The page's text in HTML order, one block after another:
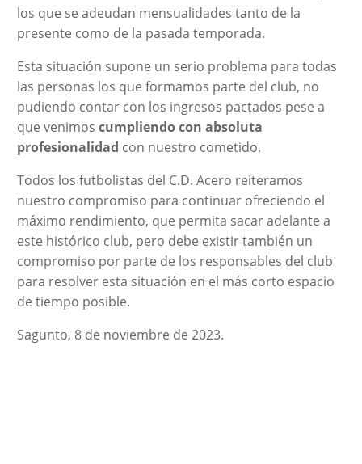
los que se adeudan mensualidades tanto de la
presente como de la pasada temporada.
Esta situación supone un serio problema para todas
las personas los que formamos parte del club, no
pudiendo contar con los ingresos pactados pese a
que venimos cumpliendocon absoluta
profesionalidad con nuestro cometido.
Todos los futbolistas del C.D. Acero reiteramos
nuestro compromiso para continuar ofreciendo el
máximo rendimiento, que permita sacar adelante a
este histórico club, pero debe existir también un
compromiso por parte de los responsables del club
para resolver esta situación en el más corto espacio
de tiempo posible.
Sagunto, 8 de noviembre de 2023.